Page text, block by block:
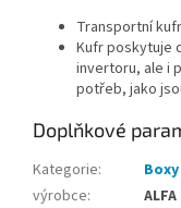
Transportní
Kufr poskytuje
invertoru, ale i
potřeb, jako
Doplňkové
Kategorie:
Boxy
výrobce:
ALFA